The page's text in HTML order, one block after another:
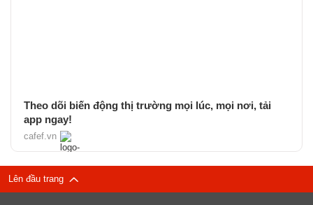
Theo dõi biến động thị trường mọi lúc, mọi nơi, tải
app ngay!
cafef.vn
Lên đầu trang